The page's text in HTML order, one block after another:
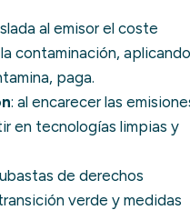
al emisor el coste
contaminación, aplicando
paga.
: al encarecer las
en tecnologías limpias y
de derechos
verde y medidas